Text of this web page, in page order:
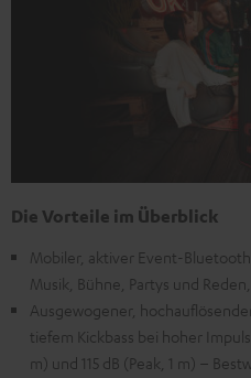
Die Vorteile im Überblick
Mobiler, aktiver Event-
Musik, Bühne, Partys und
Ausgewogener,
tiefem Kickbass bei hoher
m) und 115 dB (Peak, 1 m) –